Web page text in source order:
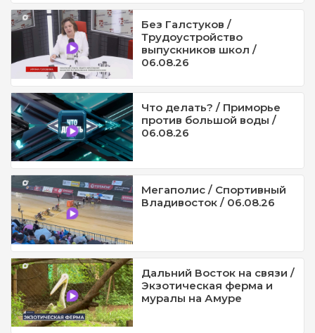
Без Галстуков /
Трудоустройство
выпускников школ /
06.08.26
Что делать? / Приморье
против большой воды /
06.08.26
Мегаполис / Спортивный
Владивосток / 06.08.26
Дальний Восток на связи /
Экзотическая ферма и
муралы на Амуре